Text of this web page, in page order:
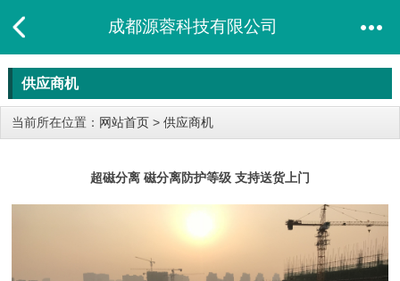
成都源蓉科技有限公司
供应商机
当前所在位置： 网站首页 > 供应商机
超磁分离 磁分离防护等级 支持送货上门